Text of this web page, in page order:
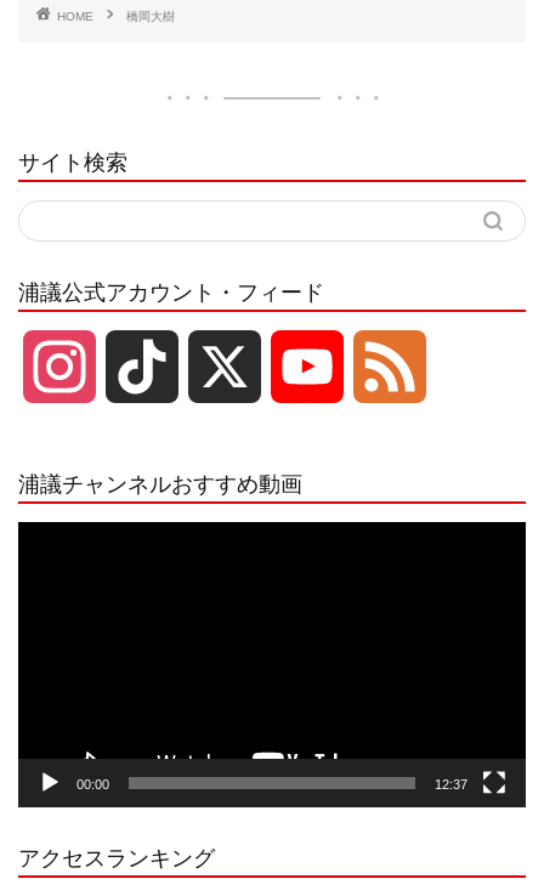
HOME 橋岡大樹
サイト検索
浦議公式アカウント・フィード
r
a
e
C
浦議チャンネルおすすめ動画
00:00 12:37
アクセスランキング